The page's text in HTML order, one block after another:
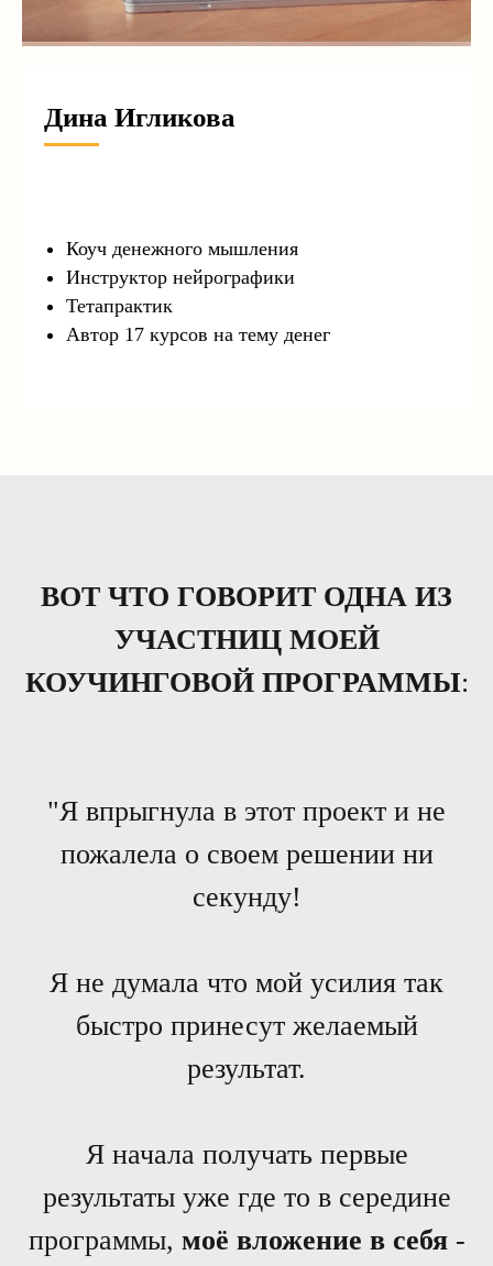
Дина Игликова
Коуч денежного мышления
Инструктор нейрографики
Тетапрактик
Автор 17 курсов на тему денег
ВОТ ЧТО ГОВОРИТ ОДНА ИЗ
УЧАСТНИЦ МОЕЙ
КОУЧИНГОВОЙ ПРОГРАММЫ:
"Я впрыгнула в этот проект и не
пожалела о своем решении ни
секунду!
Я не думала что мой усилия так
быстро принесут желаемый
результат.
Я начала получать первые
результаты уже где то в середине
программы, моё вложение в себя-